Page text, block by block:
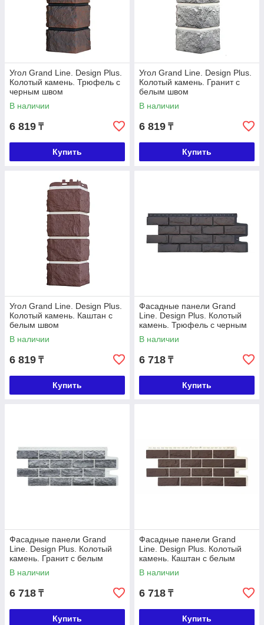
Угол Grand Line. Design Plus.
Колотый камень. Трюфель с
черным швом
В наличии
6 819 ₸
Купить
Угол Grand Line. Design Plus.
Колотый камень. Гранит с
белым швом
В наличии
6 819 ₸
Купить
Угол Grand Line. Design Plus.
Колотый камень. Каштан с
белым швом
В наличии
6 819 ₸
Купить
Фасадные панели Grand
Line. Design Plus. Колотый
камень. Трюфель с черным
швом
В наличии
6 718 ₸
Купить
Фасадные панели Grand
Line. Design Plus. Колотый
камень. Гранит с белым
швом
В наличии
6 718 ₸
Купить
Фасадные панели Grand
Line. Design Plus. Колотый
камень. Каштан с белым
швом
В наличии
6 718 ₸
Купить